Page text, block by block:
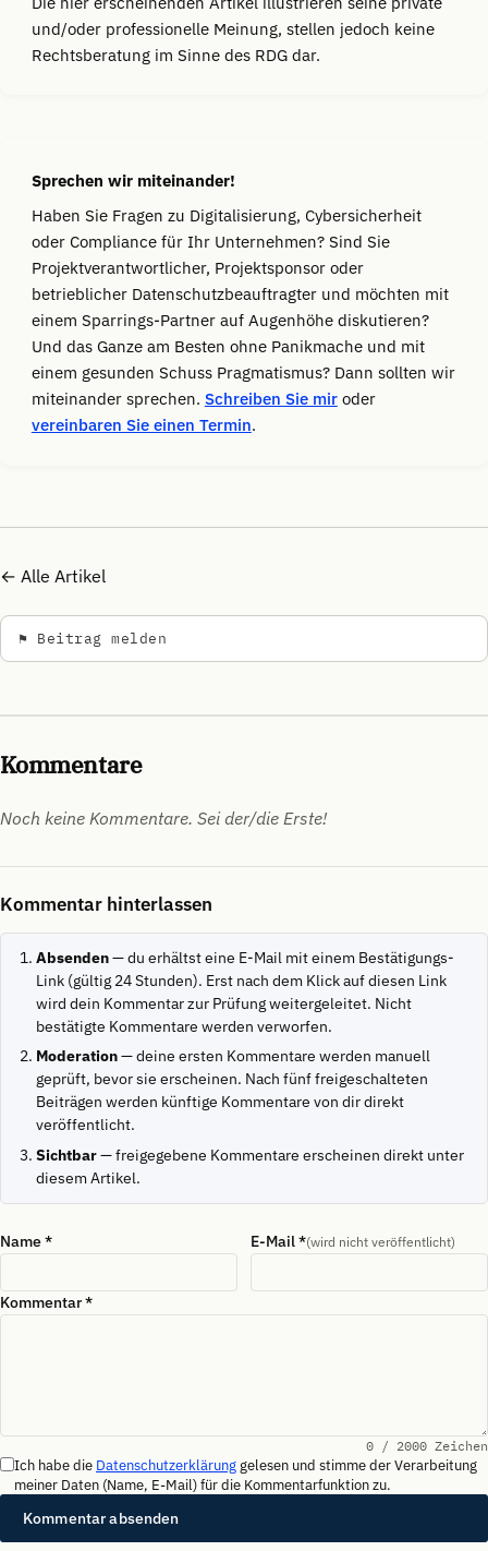
und/oder professionelle Meinung, stellen jedoch keine
Rechtsberatung im Sinne des RDG dar.
Sprechen wir miteinander!
Haben Sie Fragen zu Digitalisierung, Cybersicherheit
oder Compliance für Ihr Unternehmen? Sind Sie
Projektverantwortlicher, Projektsponsor oder
betrieblicher Datenschutzbeauftragter und möchten mit
einem Sparrings-Partner auf Augenhöhe diskutieren?
Und das Ganze am Besten ohne Panikmache und mit
einem gesunden Schuss Pragmatismus? Dann sollten wir
miteinander sprechen. Schreiben Sie miroder
vereinbaren Sie einen Termin.
← Alle Artikel
⚑ Beitrag melden
Kommentare
Noch keine Kommentare. Sei der/die Erste!
Kommentar hinterlassen
Absenden— du erhältst eine E-Mail mit einem Bestätigungs-
Link (gültig 24 Stunden). Erst nach dem Klick auf diesen Link
wird dein Kommentar zur Prüfung weitergeleitet. Nicht
bestätigte Kommentare werden verworfen.
Moderation— deine ersten Kommentare werden manuell
geprüft, bevor sie erscheinen. Nach fünf freigeschalteten
Beiträgen werden künftige Kommentare von dir direkt
veröffentlicht.
Sichtbar— freigegebene Kommentare erscheinen direkt unter
diesem Artikel.
Name* E-Mail*(wird nicht veröffentlicht)
Kommentar*
0 / 2000 Zeichen
Ich habe die Datenschutzerklärung gelesen und stimme der Verarbeitung
meiner Daten (Name, E-Mail) für die Kommentarfunktion zu.
Kommentar absenden